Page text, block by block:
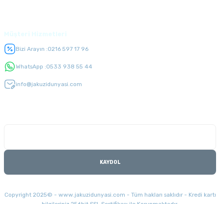
Bizi Arayın :0216 597 17 96
WhatsApp :0533 938 55 44
info@jakuzidunyasi.com
KAYDOL
Copyright 2025© - www.jakuzidunyasi.com - Tüm hakları saklıdır - Kredi kartı